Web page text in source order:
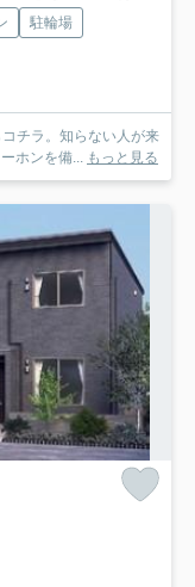
駐輪場
チラ。知らない人が来
ホンを備... もっと見る